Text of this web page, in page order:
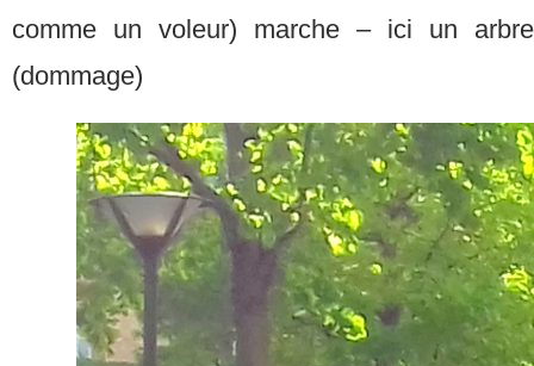
comme un voleur) marche – ici un
(dommage)